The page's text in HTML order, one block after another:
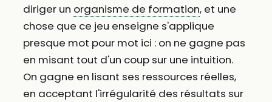
diriger un organisme de formation, et une
chose que ce jeu enseigne s'applique
presque mot pour mot ici : on ne gagne pas
en misant tout d'un coup sur une intuition.
On gagne en lisant ses ressources réelles,
en acceptant l'irrégularité des résultats sur